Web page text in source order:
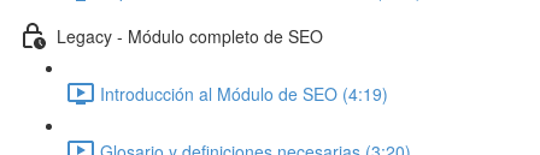
Legacy - Módulo completo de SEO
Introducción al Módulo de SEO (4:19)